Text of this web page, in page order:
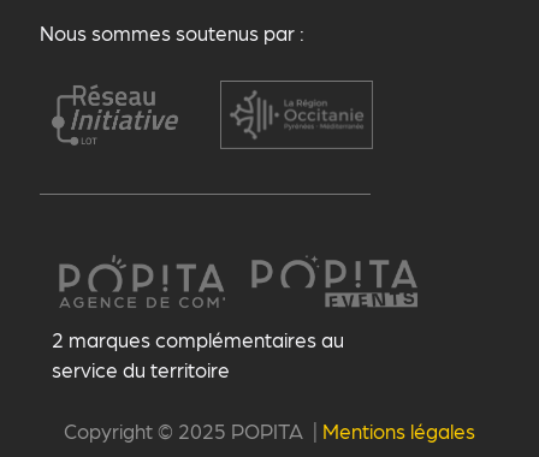
Nous sommes soutenus par :
2 marques complémentaires au
service du territoire
Copyright © 2025 POPITA | Mentions légales